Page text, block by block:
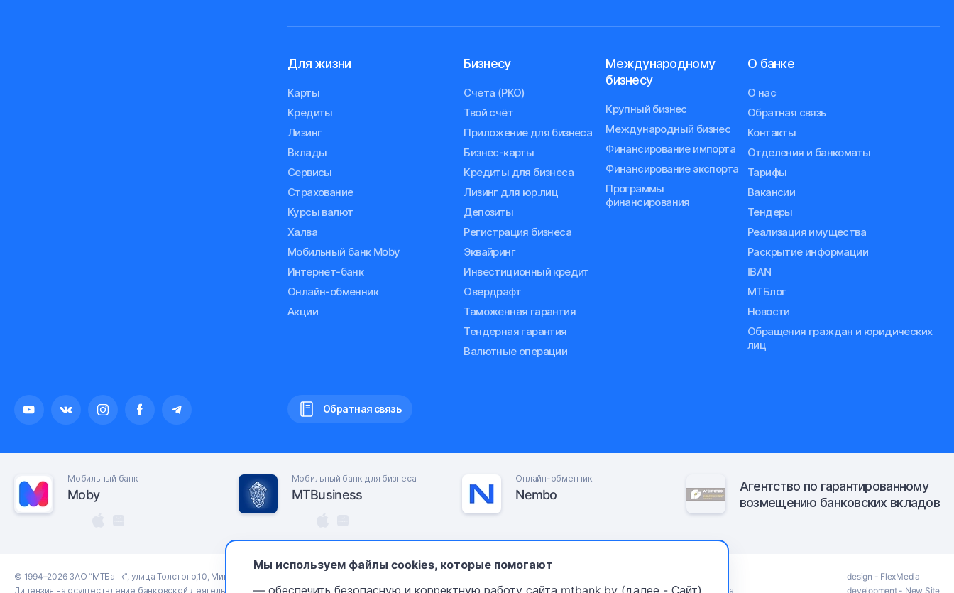
Для жизни
Карты
Кредиты
Лизинг
Вклады
Сервисы
Страхование
Курсы валют
Халва
Мобильный банк Moby
Интернет-банк
Онлайн-обменник
Акции
Бизнесу
Счета (РКО)
Твой счёт
Приложение для бизнеса
Бизнес-карты
Кредиты для бизнеса
Лизинг для юр.лиц
Депозиты
Регистрация бизнеса
Эквайринг
Инвестиционный кредит
Овердрафт
Таможенная гарантия
Тендерная гарантия
Валютные операции
Международному
бизнесу
Крупный бизнес
Международный бизнес
Финансирование импорта
Финансирование экспорта
Программы
финансирования
О банке
О нас
Обратная связь
Контакты
Отделения и банкоматы
Тарифы
Вакансии
Тендеры
Реализация имущества
Раскрытие информации
IBAN
МТБлог
Новости
Обращения граждан и юридических
лиц
Обратная связь
Мобильный банк
Moby
Мобильный банк для бизнеса
MTBusiness
Онлайн-обменник
Nembo
Агентство по гарантированному
возмещению банковских вкладов
© 1994–2026 ЗАО “МТБанк”, улица Толстого,10, Минск, Республика Беларусь
Лицензия на осуществление банковской деятельности № 13 выдана 09.02.2024
Контакты
Реализация имущества
design - FlexMedia
development- New Site
Мы используем файлы cookies, которые помогают
— обеспечить безопасную и корректную работу сайта mtbank.by (далее - Сайт)